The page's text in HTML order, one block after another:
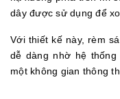
dây được sử dụng để
Với thiết kế này, rèm
dễ dàng nhờ hệ thống
một không gian thông